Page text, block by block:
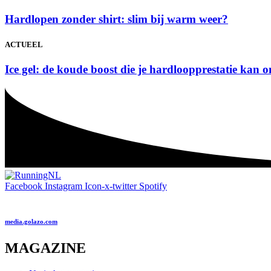
Hardlopen zonder shirt: slim bij warm weer?
ACTUEEL
Ice gel: de koude boost die je hardloopprestatie kan
Facebook Instagram Icon-x-twitter Spotify
media.golazo.com
MAGAZINE